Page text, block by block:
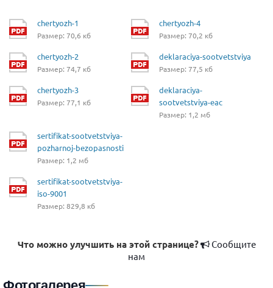
chertyozh-1
Размер: 70,6 кб
chertyozh-2
Размер: 74,7 кб
chertyozh-3
Размер: 77,1 кб
chertyozh-4
Размер: 70,2 кб
deklaraciya-sootvetstviya
Размер: 77,5 кб
deklaraciya-
sootvetstviya-eac
Размер: 1,2 мб
sertifikat-sootvetstviya-
pozharnoj-bezopasnosti
Размер: 1,2 мб
sertifikat-sootvetstviya-
iso-9001
Размер: 829,8 кб
Что можно улучшить на этой странице?
Сообщите
нам